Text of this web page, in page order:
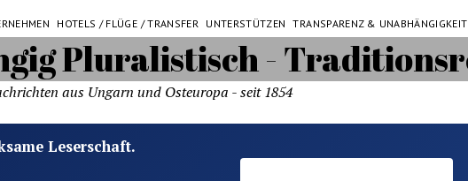
HOTELS / FLÜGE / TRANSFER UNTERSTÜTZEN TRANSPARENZ & UNABHÄNGIGKEIT
aus Ungarn und Osteuropa - seit 1854
Leserschaft.